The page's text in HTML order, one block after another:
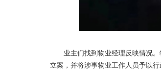
业主们找到物业经理反映情况。
立案，并将涉事物业工作人员予以